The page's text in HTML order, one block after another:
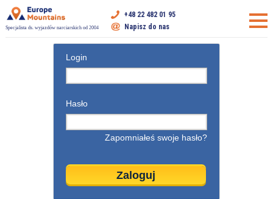
Specjalista ds. wyjazdów narciarskich od 2004
+48 22 482 01 95
Napisz do nas
Login
Hasło
Zapomniałeś swoje hasło?